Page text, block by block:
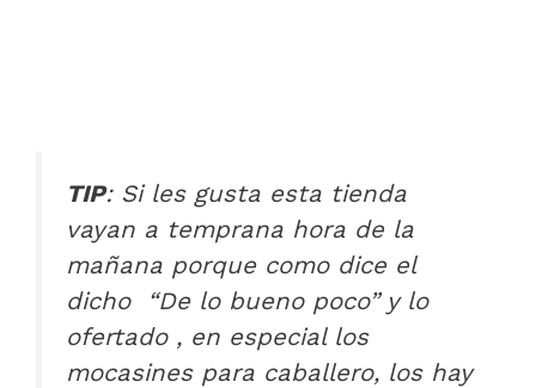
TIP: Si les gusta esta tienda
vayan a temprana hora de la
mañana porque como dice el
dicho “De lo bueno poco” y lo
ofertado , en especial los
mocasines para caballero, los hay